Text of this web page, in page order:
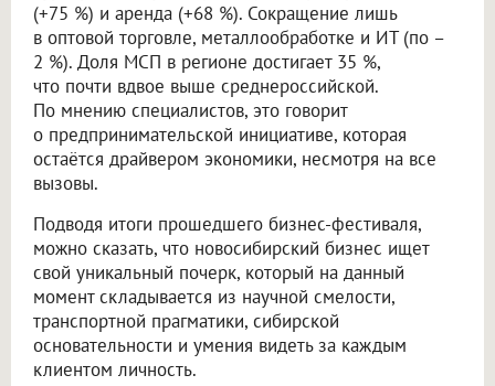
(+75 %) и аренда (+68 %). Сокращение лишь
в оптовой торговле, металлообработке и ИТ (по –
2 %). Доля МСП в регионе достигает 35 %,
что почти вдвое выше среднероссийской.
По мнению специалистов, это говорит
о предпринимательской инициативе, которая
остаётся драйвером экономики, несмотря на все
вызовы.
Подводя итоги прошедшего бизнес-фестиваля,
можно сказать, что новосибирский бизнес ищет
свой уникальный почерк, который на данный
момент складывается из научной смелости,
транспортной прагматики, сибирской
основательности и умения видеть за каждым
клиентом личность.